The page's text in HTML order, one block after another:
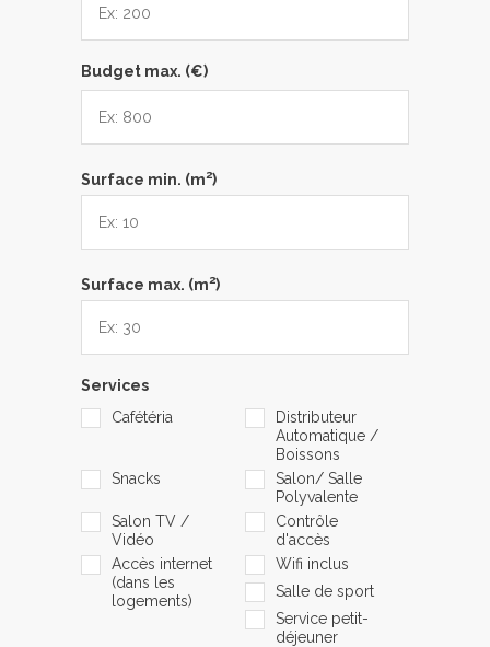
Budget max. (€)
Surface min. (m2)
Surface max. (m2)
Services
Cafétéria
Distributeur
Automatique /
Boissons
Snacks
Salon/ Salle
Polyvalente
Salon TV /
Vidéo
Contrôle
d'accès
Accès internet
(dans les
logements)
Wifi inclus
Salle de sport
Service petit-
déjeuner